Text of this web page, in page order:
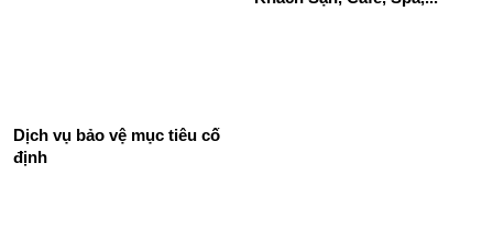
Dịch vụ bảo vệ mục tiêu cố
định